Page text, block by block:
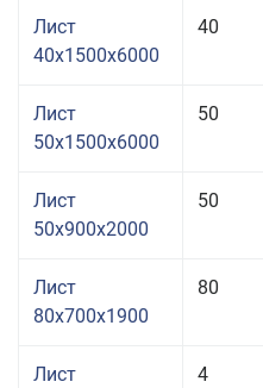
Лист
40x1500x6000
40
Лист
50x1500x6000
50
Лист
50x900x2000
50
Лист
80x700x1900
80
Лист
4